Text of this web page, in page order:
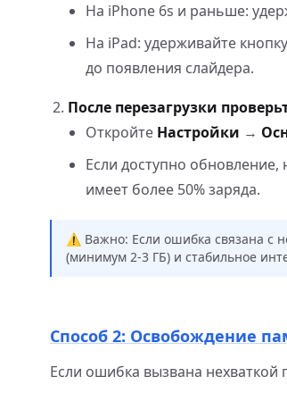
На iPhone 6s и раньше:
На iPad: удерживайте
до появления слайдера.
После перезагрузки
Откройте Настройки →
Если доступно обновление,
имеет более 50% заряда.
⚠️ Важно: Если ошибка связана с
(минимум 2-3 ГБ) и стабильное
Способ 2: Освобождение
Если ошибка вызвана